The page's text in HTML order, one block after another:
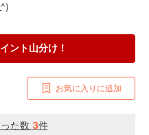
ント山分け！
お気に入りに追加
た数 3件